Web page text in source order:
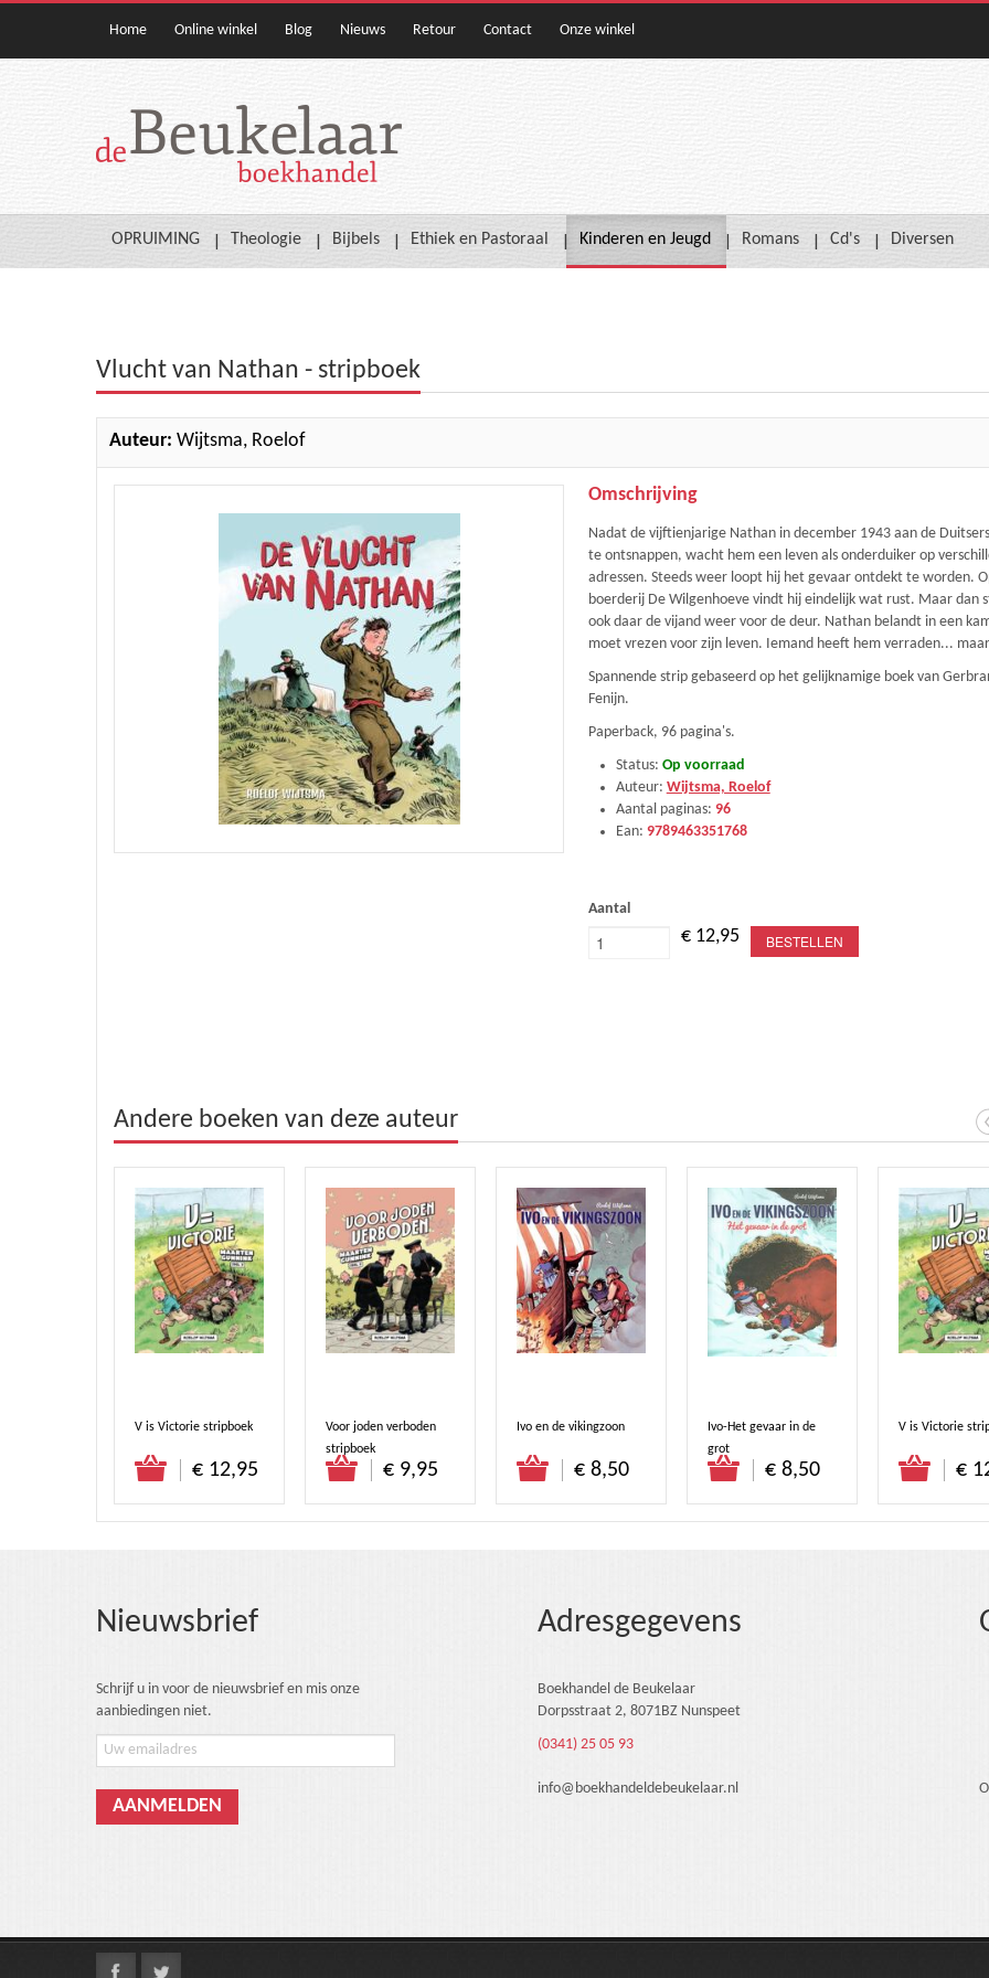
Home Online winkel Blog Nieuws Retour Contact Onze winkel
OPRUIMING Theologie Bijbels Ethiek en Pastoraal Kinderen en Jeugd Romans Cd's Diversen
Vlucht van Nathan - stripboek
Auteur: Wijtsma, Roelof
Omschrijving
Nadat de vijftienjarige Nathan in december 1943 aan de
te ontsnappen, wacht hem een leven als onderduiker op
adressen. Steeds weer loopt hij het gevaar ontdekt te worden.
boerderij De Wilgenhoeve vindt hij eindelijk wat rust. Maar dan
ook daar de vijand weer voor de deur. Nathan belandt in een
moet vrezen voor zijn leven. Iemand heeft hem verraden...
Spannende strip gebaseerd op het gelijknamige boek van
Fenijn.
Paperback, 96 pagina's.
Status: Op voorraad
Auteur: Wijtsma, Roelof
Aantal paginas: 96
Ean: 9789463351768
Aantal
€ 12,95 BESTELLEN
Andere boeken van deze auteur
V is Victorie stripboek
€ 12,95
Voor joden verboden
stripboek
€ 9,95
Ivo en de vikingzoon
€ 8,50
Ivo-Het gevaar in de
grot
€ 8,50
V is Victorie
€
Bestel direct Bestel direct
Nieuwsbrief
Schrijf u in voor de nieuwsbrief en mis onze
aanbiedingen niet.
Adresgegevens
Boekhandel de Beukelaar
Dorpsstraat 2, 8071BZ Nunspeet
(0341) 25 05 93
info@boekhandeldebeukelaar.nl